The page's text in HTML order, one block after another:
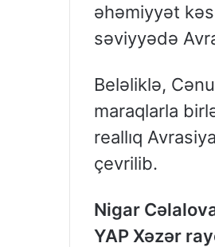
əhəmiyyət
səviyyədə
Beləliklə,
maraqlarla
reallıq
çevrilib.
Nigar
YAP Xəzər